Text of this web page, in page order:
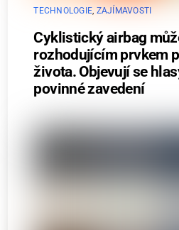
TECHNOLOGIE, ZAJÍMAVOSTI
Cyklistický airbag
rozhodujícím prvkem
života. Objevují se
povinné zavedení